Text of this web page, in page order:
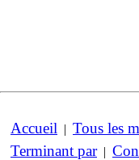
Accueil | Tous les
Terminant par|